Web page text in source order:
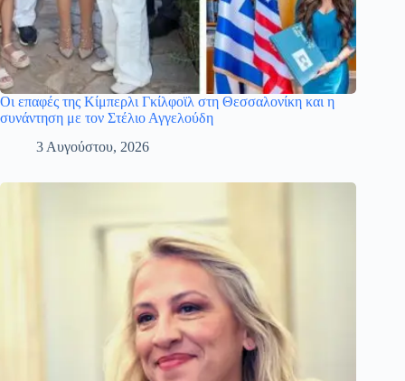
Οι επαφές της Κίμπερλι Γκίλφοϊλ στη Θεσσαλονίκη και η
συνάντηση με τον Στέλιο Αγγελούδη
3 Αυγούστου, 2026